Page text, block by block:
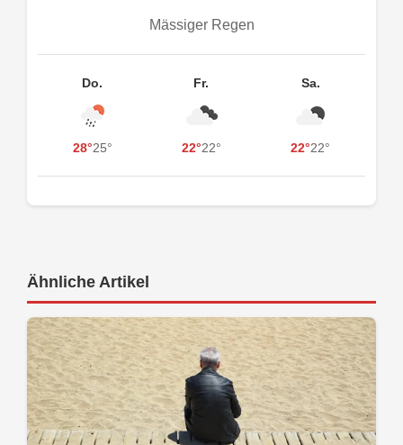
Mässiger Regen
Do.
28°25°
Fr.
22°22°
Sa.
22°22°
Ähnliche Artikel